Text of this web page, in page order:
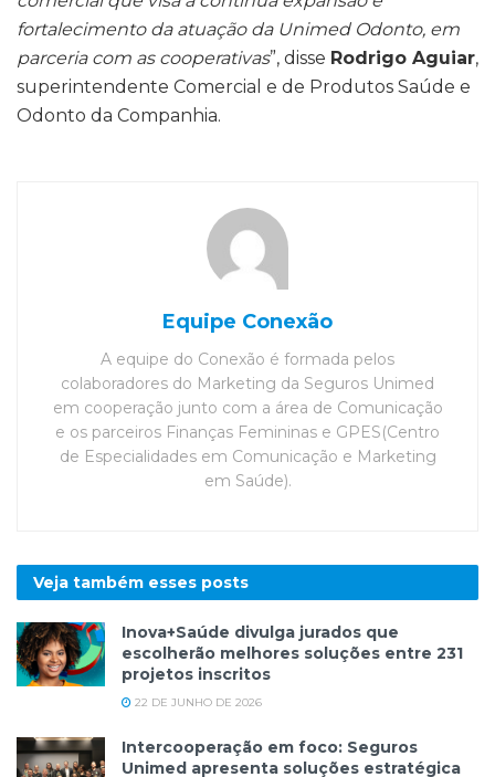
fortalecimento da atuação da Unimed Odonto, em
parceria com as cooperativas”, disse Rodrigo Aguiar,
superintendente Comercial e de Produtos Saúde e
Odonto da Companhia.
Equipe Conexão
A equipe do Conexão é formada pelos
colaboradores do Marketing da Seguros Unimed
em cooperação junto com a área de Comunicação
e os parceiros Finanças Femininas e GPES(Centro
de Especialidades em Comunicação e Marketing
em Saúde).
Veja também esses posts
Inova+Saúde divulga jurados que
escolherão melhores soluções entre 231
projetos inscritos
22 DE JUNHO DE 2026
Intercooperação em foco: Seguros
Unimed apresenta soluções estratégica